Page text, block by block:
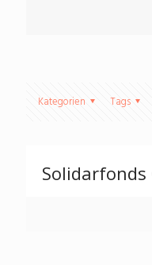
Kategorien Tags
Solidarfonds